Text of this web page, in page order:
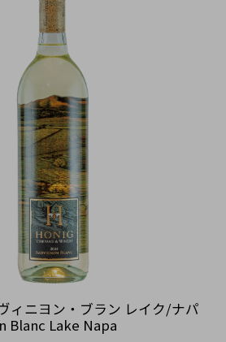
ィニヨン・ブラン レイク/ナパ
Blanc Lake Napa